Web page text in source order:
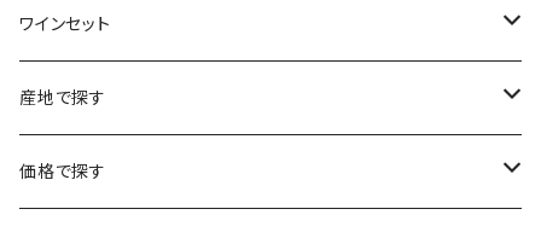
シャルトーニュ・タイエ
シャルル・エドシック
ジャン・ラルマン
ロワール
コトーシャンプノワ
チリ
スロヴァキア
オーストリア
ロワール
南アフリカ
チリ
アメリカ
ワインセット
福袋
シャンパーニュセット
産地で探す
アメリカ
価格で探す